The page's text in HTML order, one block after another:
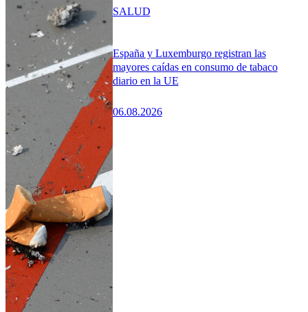
España y Luxemburgo registran las
mayores caídas en consumo de tabaco
diario en la UE
06.08.2026
SALUD